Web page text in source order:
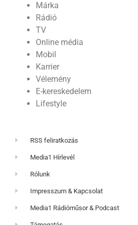
Márka
Rádió
TV
Online média
Mobil
Karrier
Vélemény
E-kereskedelem
Lifestyle
RSS feliratkozás
Media1 Hírlevél
Rólunk
Impresszum & Kapcsolat
Media1 Rádióműsor & Podcast